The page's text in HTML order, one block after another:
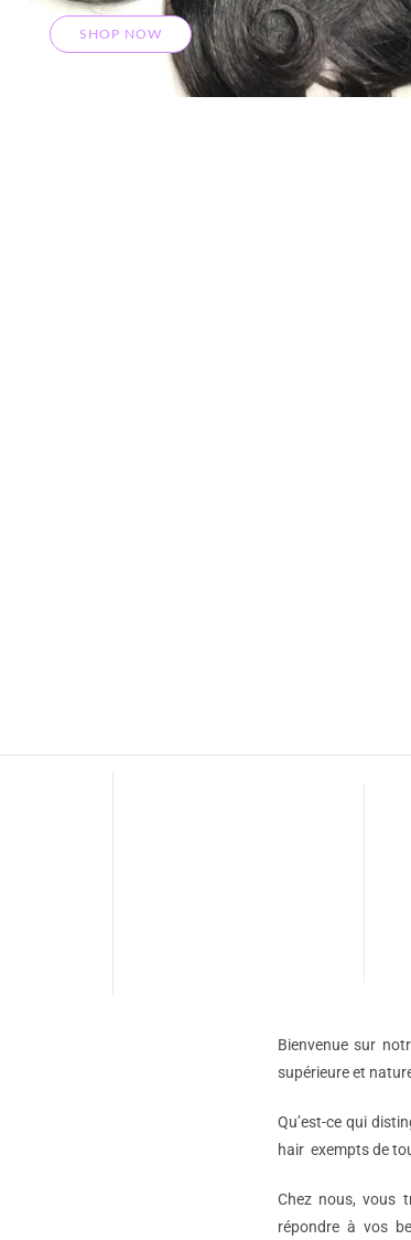
SHOP NOW
Bienvenue sur
supérieure et
Qu’est-ce qui
hair exempts de
Chez nous, vous
répondre à vos